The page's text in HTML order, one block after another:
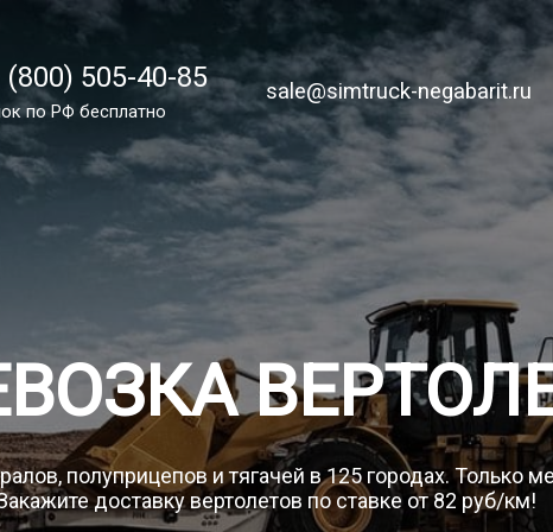
(800) 505-40-85
по России бесплатно
sale@simtruck-negabarit.ru
(800) 505-40-85
по РФ бесплатно
sale@simtruck-negabarit.ru
полуприцепов и тягачей в 125 городах. Только
доставку вертолетов по ставке от 82 руб/км!